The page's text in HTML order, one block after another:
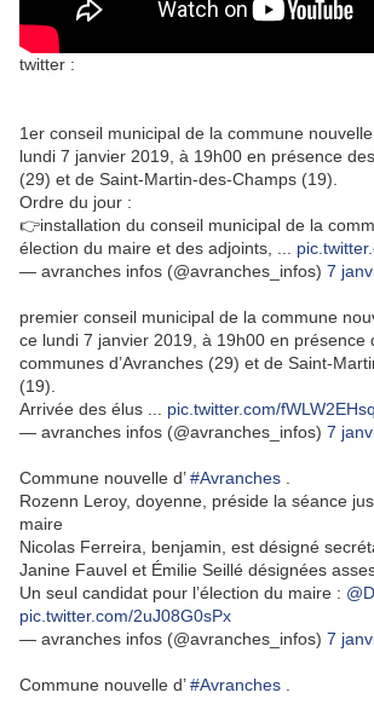
twitter :
1er conseil municipal de la commune nouvelle
lundi 7 janvier 2019, à 19h00 en présence
(29) et de Saint-Martin-des-Champs (19).
Ordre du jour :
👉installation du conseil municipal de la
élection du maire et des adjoints, ...
— avranches infos (@avranches_infos) 7
premier conseil municipal de la commune
ce lundi 7 janvier 2019, à 19h00 en présence
communes d’Avranches (29) et de Saint-
(19).
Arrivée des élus ... pic.twitter.com/
— avranches infos (@avranches_infos) 7
Commune nouvelle d’#Avranches
Rozenn Leroy, doyenne, préside la séance
maire
Nicolas Ferreira, benjamin, est désigné
Janine Fauvel et Émilie Seillé désignées
Un seul candidat pour l’élection du maire :
pic.twitter.com/2uJ08G0sPx
— avranches infos (@avranches_infos) 7
Commune nouvelle d’#Avranches